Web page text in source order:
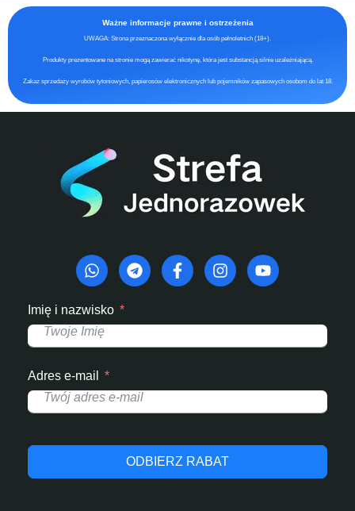
Ważne informacje prawne i ostrzeżenia
UWAGA: Strona przeznaczona wyłącznie dla osób pełnoletnich (18+).
Produkty prezentowane na stronie mogą zawierać nikotynę, która jest substancją silnie uzależniającą.
Zakaz sprzedaży wyrobów tytoniowych, papierosów elektronicznych lub pojemników zapasowych osobom do lat 18.
Imię i nazwisko
Adres e-mail
ODBIERZ RABAT